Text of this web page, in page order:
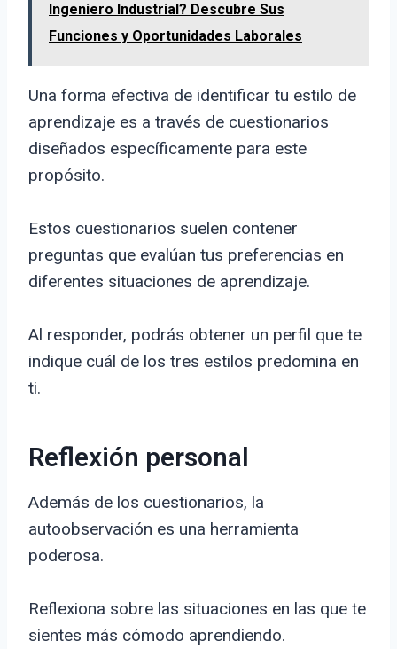
Ingeniero Industrial? Descubre Sus
Funciones y Oportunidades Laborales
Una forma efectiva de identificar tu estilo de
aprendizaje es a través de cuestionarios
diseñados específicamente para este
propósito.
Estos cuestionarios suelen contener
preguntas que evalúan tus preferencias en
diferentes situaciones de aprendizaje.
Al responder, podrás obtener un perfil que te
indique cuál de los tres estilos predomina en
ti.
Reflexión personal
Además de los cuestionarios, la
autoobservación es una herramienta
poderosa.
Reflexiona sobre las situaciones en las que te
sientes más cómodo aprendiendo.